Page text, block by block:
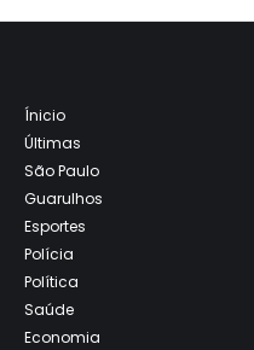
Ínicio
Últimas
São Paulo
Guarulhos
Esportes
Polícia
Política
Saúde
Economia